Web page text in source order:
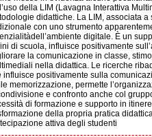
della LIM (Lavagna Interattiva
didattiche. La LIM, associata
con uno strumento
digitale. È un
di scuola, influisce positivamente
la comunicazione in classe,
nella didattica. Le ricerche
influisce positivamente sulla
memorizzazione, permette
e confronto anche col
di formazione e supporto in
della propria pratica
attiva degli studenti